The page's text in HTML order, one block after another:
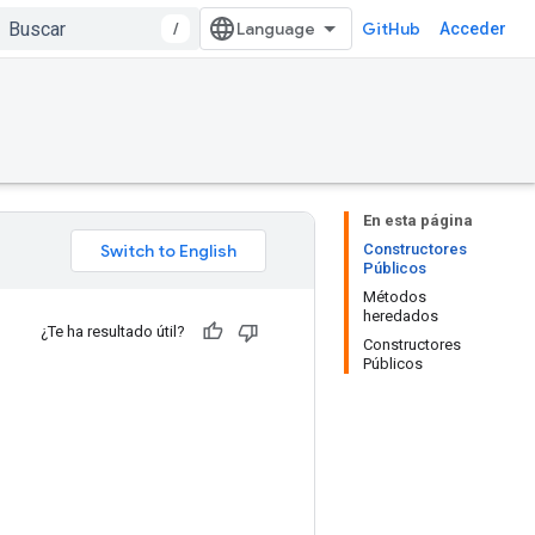
/ GitHub Acceder
En esta página
Constructores
Públicos
Métodos
heredados
Constructores
Públicos
¿Te ha resultado útil?